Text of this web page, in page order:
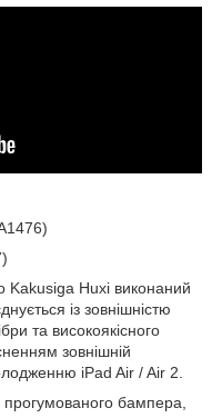
Kakusiga Huxi виконаний
із зовнішністю
та високоякісного
зовнішній
iPad Air / Air 2.
прогумованого бампера,